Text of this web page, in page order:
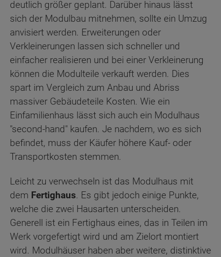
deutlich größer geplant. Darüber hinaus lässt
sich der Modulbau mitnehmen, sollte ein Umzug
anvisiert werden. Erweiterungen oder
Verkleinerungen lassen sich schneller und
einfacher realisieren und bei einer Verkleinerung
können die Modulteile verkauft werden. Dies
spart im Vergleich zum Anbau und Abriss
massiver Gebäudeteile Kosten. Wie ein
Einfamilienhaus lässt sich auch ein Modulhaus
"second-hand" kaufen. Je nachdem, wo es sich
befindet, muss der Käufer höhere Kauf- oder
Transportkosten stemmen.
Leicht zu verwechseln ist das Modulhaus mit
dem Fertighaus. Es gibt jedoch einige Punkte,
welche die zwei Hausarten unterscheiden.
Generell ist ein Fertighaus eines, das in Teilen im
Werk vorgefertigt wird und am Zielort montiert
wird. Modulhäuser haben aber weitere, distinktive